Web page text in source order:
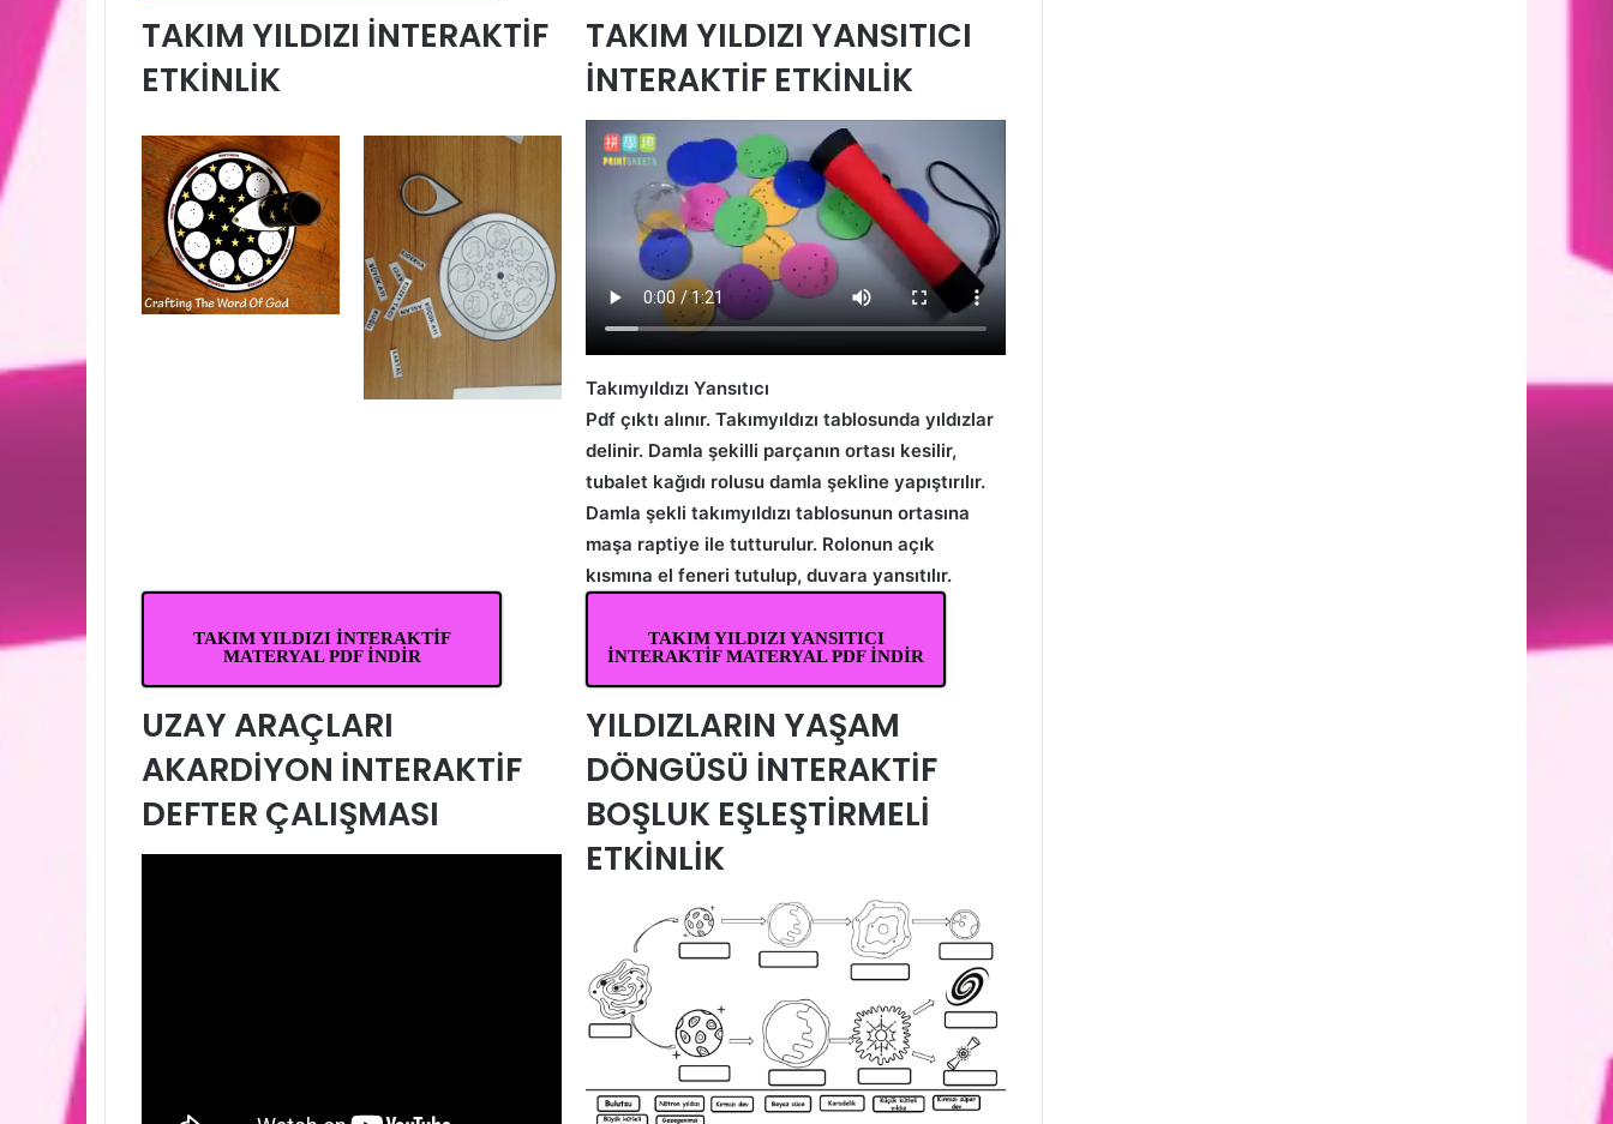
TAKIM YILDIZI İNTERAKTİF
ETKİNLİK
TAKIM YILDIZI YANSITICI
İNTERAKTİF ETKİNLİK
Takımyıldızı Yansıtıcı
Pdf çıktı alınır. Takımyıldızı tablosunda yıldızlar
delinir. Damla şekilli parçanın ortası kesilir,
tubalet kağıdı rolusu damla şekline yapıştırılır.
Damla şekli takımyıldızı tablosunun ortasına
maşa raptiye ile tutturulur. Rolonun açık
kısmına el feneri tutulup, duvara yansıtılır.
TAKIM YILDIZI İNTERAKTİF
MATERYAL PDF İNDİR
TAKIM YILDIZI YANSITICI
İNTERAKTİF MATERYAL PDF İNDİR
UZAY ARAÇLARI
AKARDİYON İNTERAKTİF
DEFTER ÇALIŞMASI
YILDIZLARIN YAŞAM
DÖNGÜSÜ İNTERAKTİF
BOŞLUK EŞLEŞTİRMELİ
ETKİNLİK